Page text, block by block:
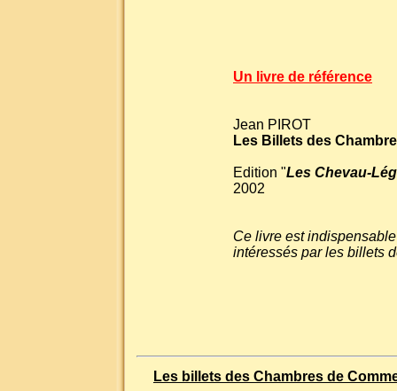
Un livre de référence
Jean PIROT
Les Billets des
Edition "Les Chevau-
2002
Ce livre est
intéressés par les billets
Les billets des Chambres de